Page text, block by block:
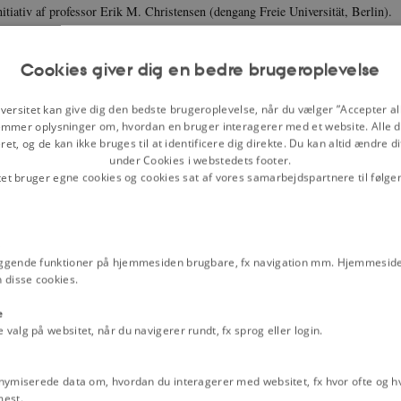
af professor Erik M. Christensen (dengang Freie Universität, Berlin).
Forummet af et præsensbibliotek, placeret ved fagmiljøet for Nordisk ved
forskere og har ud over deltagere fra næsten alle danske universiteter
skriftserie, seminarrækker, monografier) over universitetsundervisning til
af videnskabelige udgaver af Johannes V. Jensens tekster,
forelæsningsrækker, konsulentvirksomhed ved museumsudstillinger).
involverer samarbejde med blandt andre forlaget Gyldendal, Statsbiblioteket,
og Johannes V. Jensen-Museet i Farsø, private samlere og Det danske
indhold
liv
Cookies giver dig en bedre brugeroplevelse
kan give dig den bedste brugeroplevelse, når du vælger ”Accepter
oplysninger om, hvordan en bruger interagerer med et website. Alle
og de kan ikke bruges til at identificere dig direkte. Du kan altid ændre
under Cookies i webstedets footer.
bruger egne cookies og cookies sat af vores samarbejdspartnere til
funktioner på hjemmesiden brugbare, fx navigation mm.
cookies.
valg på websitet, når du navigerer rundt, fx sprog eller login.
data om, hvordan du interagerer med websitet, fx hvor ofte og